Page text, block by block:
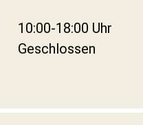
10:00-18:00 Uhr
Geschlossen